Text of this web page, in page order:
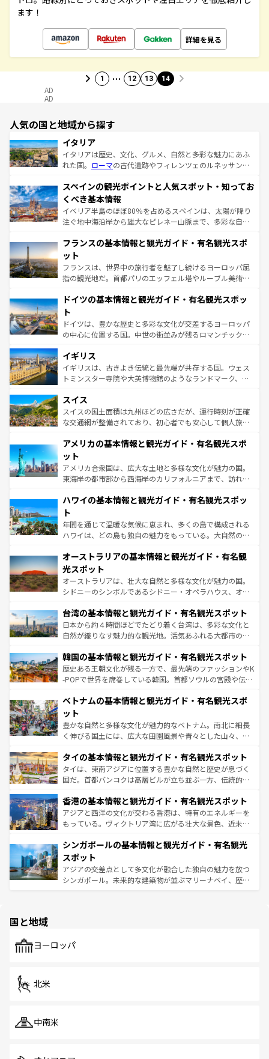
ます！
詳細を見る
1 … 12 13 14
AD
AD
人気の国と地域から探す
イタリア
イタリアは歴史、文化、グルメ、自然と多彩な魅力にあふ
れた国。 ローマの古代遺跡やフィレンツェのルネッサンス
ろん、トスカーナの美しい田園風景やアマルフィ海岸の絶
景など、自然景観も見逃せない。観光の合間には、本場の
ピザやパスタなど、絶品のイタリア料理を堪能することも
できる。朝目覚めてから夜眠るまで、すべての瞬間を楽し
なお、新着のイタリア情報はコンテンツ一覧を参照してほ
しい。
スペインの観光ポイントと人気スポット・知ってお
くべき基本情報
イベリア半島のほぼ80％を占めるスペインは、太陽が降り
注ぐ地中海沿岸から雄大なピレネー山脈まで、多彩な自然
文化が根付くこの国では、情熱的なフラメンコ、熱気あふ
れる闘牛、そして美味しいタパスが生活の一部となってい
る。首都マドリードの洗練された雰囲気や、バルセロナの
アートに溢れた街角から、地方では古代ローマ遺跡や中世
せる。地方によって風土や気候が異なるスペインはその個
ンテンツ一覧 を参照してほしい。
フランスの基本情報と観光ガイド・有名観光スポ
ット
フランスは、世界中の旅行者を魅了し続けるヨーロッパ屈
指の観光地だ。首都パリのエッフェル塔やルーブル美術館
で、幅広い魅力が詰まっている。華麗な宮殿、歴史的な大
聖堂、美しいビーチ、そして豊かな自然が、訪れる者を心
から魅了する。また、フランスは美食の国としても知ら
れ、フランス料理はユネスコ無形文化遺産にも登録されて
香り高いラベンダー畑など、多彩な楽しみ方が可能だ。さ
らに、パリ以外の地域にも魅力が溢れており、どの街角に
も豊かな歴史と文化が息づいている。パリ以外の個性あふ
を参照してほしい。
ドイツの基本情報と観光ガイド・有名観光スポッ
ト
ドイツは、豊かな歴史と多彩な文化が交差するヨーロッパ
の中心に位置する国。中世の街並みが残るロマンチック街
顔を持つこの国は、どこを歩いても飽きることがない。ベ
ルリンの文化的活気、バイエルン州のアルプスの絶景、そ
してライン川沿いのワイン畑といった風景は必見。ビール
は、お酒好きな人にはぜひ体験してほしい。 なお、新着の
ドイツ情報はコンテンツ一覧を参照してほしい。
イギリス
イギリスは、古きよき伝統と最先端が共存する国。ウェス
トミンスター寺院や大英博物館のようなランドマーク、歴
リアごとに異なる魅力がある。また、優雅なアフタヌーン
ティー、ビール好きにはたまらない英国パブ、サッカー観
戦など、本場だからこそできる体験も豊富。イギリスを旅
ンツ一覧を参照してほしい。
スイス
スイスの国土面積は九州ほどの広さだが、運行時刻が正確
な交通網が整備されており、初心者でも安心して個人旅行
の建物がそのまま残る町や、スイスならではのユニークな
博物館もあり、アルプス観光だけでなく町歩きも満喫する
ことができる。国民の所得が高いため物価も高いが、旅行
者向けの交通パス提供のサービスもあり、うまく活用すれ
着のスイス情報はコンテンツ一覧を参照してほしい。
アメリカの基本情報と観光ガイド・有名観光スポ
ット
アメリカ合衆国は、広大な土地と多様な文化が魅力の国。
東海岸の都市部から西海岸のカリフォルニアまで、訪れる
のような巨大都市は、観光、ショッピング、エンターテイ
ンメントが詰まった刺激的なスポットだ。一方、アメリカ
西部には大自然が広がり、グランドキャニオンやイエロー
ストーン国立公園といった絶景が堪能できる。さらに、南
文化が魅力。旅行者はアメリカの各地域で異なる魅力を楽
しみながら、その多様性と豊かな歴史を感じることができ
るだろう。車でのロードトリップや列車の旅も、アメリカ
ならではの贅沢な旅のスタイルだ。 なお、新着のアメリカ
情報は コンテンツ一覧 を参照してほしい。
ハワイの基本情報と観光ガイド・有名観光スポッ
ト
年間を通じて温暖な気候に恵まれ、多くの島で構成される
ハワイは、どの島も独自の魅力をもっている。大自然の神
ワイ島は見逃せない。また、定番の観光地といえばオアフ
島だが、静かな自然を求めるならマウイ島やカウアイ島が
おすすめ。エメラルドグリーンに輝く海をはじめ、豊かな
文化や歴史が息づいている。「アロハスピリット」と呼ば
人々、おいしいローカルフードやハワイアンミュージッ
ク、伝統的なフラダンスなど、すべてがハワイの魅力を彩
っている。訪れるたびに新しい発見と感動が待っているハ
はコンテンツ一覧を参照してほしい。
オーストラリアの基本情報と観光ガイド・有名観
光スポット
オーストラリアは、壮大な自然と多様な文化が魅力の国。
シドニーのシンボルであるシドニー・オペラハウス、オー
リアリーフや大陸中央部にそびえるウルル（エアーズロッ
ク）、タスマニアの美しい原生林やケアンズの熱帯雨林な
ど、見どころがたくさん。また、カフェやワイン、オージ
いる。アクティビティも充実しており、サーフィンやダイ
ビング、ハイキングなど、アウトドア好きにはたまらな
い。オーストラリアの多彩な魅力を存分に味わいつくそ
参照してほしい。
台湾の基本情報と観光ガイド・有名観光スポット
日本から約４時間ほどでたどり着く台湾は、多彩な文化と
自然が織りなす魅力的な観光地。活気あふれる大都市の台
ン）、静ひつな山岳地帯である台湾東部など、都市の喧騒
と山間の静けさが共存しており、訪れる人に新しい発見と
驚きをもたらしてくれる。また、奥深い台湾の食文化も魅
容にもいいと評判のスイーツなど、バラエティ豊かな料理
照してほしい。
韓国の基本情報と観光ガイド・有名観光スポット
歴史ある王朝文化が残る一方で、最先端のファッションやK
-POPで世界を席巻している韓国。首都ソウルの宮殿や伝統
き、地方に足を延ばせば四季折々の自然美を楽しむことが
できる。そして、キムチや焼肉、絶品のストリートフード
まで、さまざまな韓国料理が待っている。夜には、韓国な
らではのナイトライフも堪能できる。あたたかいホスピタ
わってみてほしい。 なお、新着の韓国情報はコンテンツ一
覧 を参照してほしい。
ベトナムの基本情報と観光ガイド・有名観光スポ
ット
豊かな自然と多様な文化が魅力的なベトナム。南北に細長
く伸びる国土には、広大な田園風景や青々とした山々、世
急速な発展と共に伝統が息づく。ハノイの古い町並みやホ
ーチミン市のフランス統治時代の建物も、独特の雰囲気を
醸し出している。また、バラエティの豊かさとおいしさで
とつ。フォーやバインミー、ベトナムコーヒーなどは、ぜ
ひ現地で味わいたい。どの地域を訪れてもあたたかい人々
が旅行者を迎えてくれるので、きっと忘れられない旅にな
参照してほしい。
タイの基本情報と観光ガイド・有名観光スポット
タイは、東南アジアに位置する豊かな自然と歴史が息づく
国だ。首都バンコクは高層ビルが立ち並ぶ一方、伝統的な
の活気が交差している。北部ではチェンマイなどの山岳地
帯で自然と触れ合い、南部ではプーケットやクラビの美し
いビーチでリゾート気分を楽しむことができる。タイ料理
激する。気候は一年中温暖で、どの季節にも異なる楽しみ
が待っている。親しみやすいタイの人々、仏教を中心とし
た文化、そして多様な観光資源が、訪れる旅人を魅了し続
ける。 なお、新着のタイ情報はコンテンツ一覧を参照して
香港の基本情報と観光ガイド・有名観光スポット
アジアと西洋の文化が交わる香港は、特有のエネルギーを
もっている。ヴィクトリア湾に広がる壮大な景色、近未来
み、どこを訪れても感動するはず。観光スポットが密集し
ており、効率よく見どころを回れるのも魅力。息をのむよ
うな絶景から文化的な体験まで、香港を存分に楽しみ尽く
そう。 なお、新着の香港情報はコンテンツ一覧を参照して
シンガポールの基本情報と観光ガイド・有名観光
スポット
アジアの交差点として多文化が融合した独自の魅力を放つ
シンガポール。未来的な建築物が並ぶマリーナベイ、歴史
で、ホーカーズは地元の風情を楽しめる外せないスポット
国と地域
ヨーロッパ
北米
中南米